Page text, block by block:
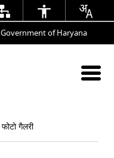
Government of Haryana
फोटो गैलरी